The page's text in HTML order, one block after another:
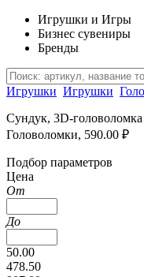
Игрушки и Игры
Бизнес сувениры
Бренды
Игрушки Игрушки
Сундук, 3D-
Головоломки, 590.00 ₽
Подбор параметров
Цена
От
До
50.00
478.50